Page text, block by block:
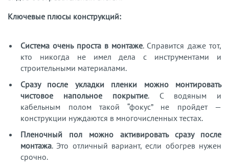
Ключевые плюсы конструкций:
Система очень проста в монтаже. Справится даже тот,
кто никогда не имел дела с инструментами и
строительными материалами.
Сразу после укладки пленки можно монтировать
чистовое напольное покрытие. С водяным и
кабельным полом такой “фокус” не пройдет —
конструкции нуждаются в многочисленных тестах.
Пленочный пол можно активировать сразу после
монтажа. Это отличный вариант, если обогрев нужен
срочно.